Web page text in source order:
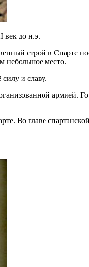
век до н.э.
строй в Спарте
небольшое место.
силу и славу.
армией.
Во главе